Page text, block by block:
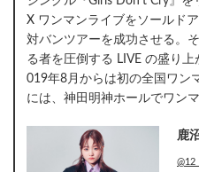
X ワンマンライブをソールド
対バンツアーを成功させる。
る者を圧倒する LIVE の盛り
019年8月からは初の全国ワン
には、神田明神ホールでワン
鹿
@12